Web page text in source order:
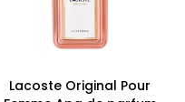
Lacoste Original Pour